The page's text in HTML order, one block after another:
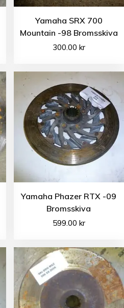
Yamaha SRX 700
Mountain -98 Bromsskiva
300.00 kr
Yamaha Phazer RTX -09
Bromsskiva
599.00 kr